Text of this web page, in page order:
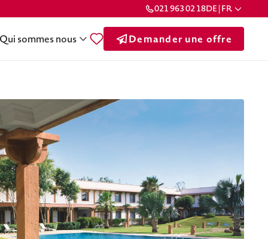
021 963 02 18DE | FR
sommes nous Demander une offre